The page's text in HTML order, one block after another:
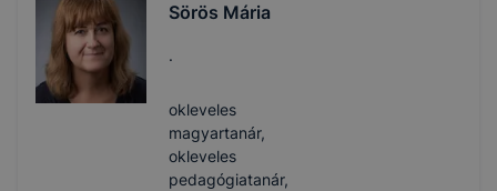
Sörös Mária
.
okleveles
magyartanár,
okleveles
pedagógiatanár,